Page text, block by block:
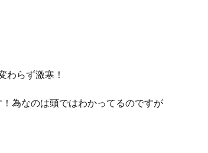
わらず激寒！
為なのは頭ではわかってるのですが